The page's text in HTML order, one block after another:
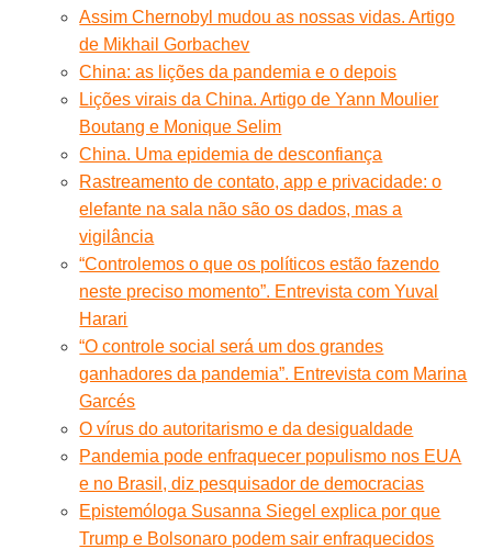
Assim Chernobyl mudou as nossas vidas. Artigo
de Mikhail Gorbachev
China: as lições da pandemia e o depois
Lições virais da China. Artigo de Yann Moulier
Boutang e Monique Selim
China. Uma epidemia de desconfiança
Rastreamento de contato, app e privacidade: o
elefante na sala não são os dados, mas a
vigilância
“Controlemos o que os políticos estão fazendo
neste preciso momento”. Entrevista com Yuval
Harari
“O controle social será um dos grandes
ganhadores da pandemia”. Entrevista com Marina
Garcés
O vírus do autoritarismo e da desigualdade
Pandemia pode enfraquecer populismo nos EUA
e no Brasil, diz pesquisador de democracias
Epistemóloga Susanna Siegel explica por que
Trump e Bolsonaro podem sair enfraquecidos